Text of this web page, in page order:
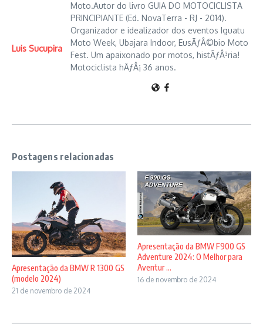
Luis Sucupira
Moto.Autor do livro GUIA DO MOTOCICLISTA
PRINCIPIANTE (Ed. NovaTerra - RJ - 2014).
Organizador e idealizador dos eventos Iguatu
Moto Week, Ubajara Indoor, EusÃƒÂ©bio Moto
Fest. Um apaixonado por motos, histÃƒÂ³ria!
Motociclista hÃƒÂ¡ 36 anos.
Postagens relacionadas
Apresentação da BMW R 1300 GS
(modelo 2024)
21 de novembro de 2024
Apresentação da BMW F900 GS
Adventure 2024: O Melhor para
Aventur ...
16 de novembro de 2024